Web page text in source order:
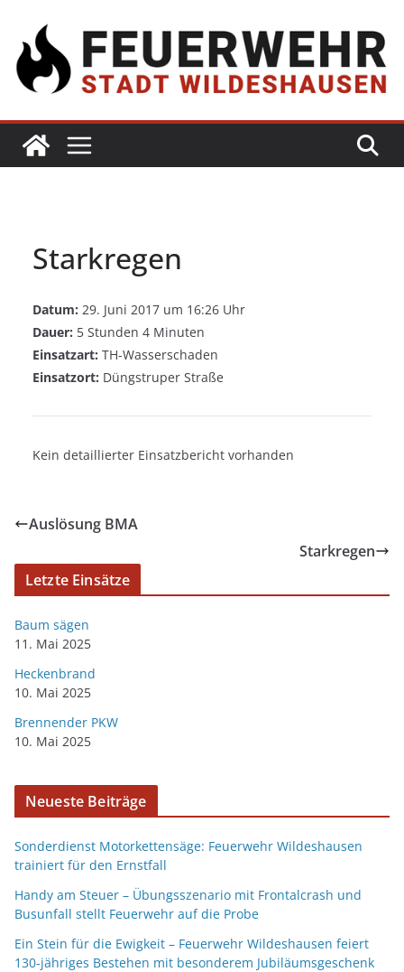
Starkregen
Datum: 29. Juni 2017 um 16:26 Uhr
Dauer: 5 Stunden 4 Minuten
Einsatzart: TH-Wasserschaden
Einsatzort: Düngstruper Straße
Kein detaillierter Einsatzbericht vorhanden
Auslösung BMA
Starkregen
Letzte Einsätze
Baum sägen
11. Mai 2025
Heckenbrand
10. Mai 2025
Brennender PKW
10. Mai 2025
Neueste Beiträge
Sonderdienst Motorkettensäge: Feuerwehr Wildeshausen
trainiert für den Ernstfall
Handy am Steuer – Übungsszenario mit Frontalcrash und
Busunfall stellt Feuerwehr auf die Probe
Ein Stein für die Ewigkeit – Feuerwehr Wildeshausen feiert
130-jähriges Bestehen mit besonderem Jubiläumsgeschenk